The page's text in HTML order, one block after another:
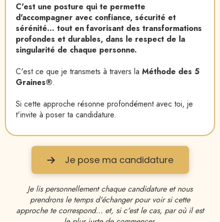
C'est une posture qui te permette
d'accompagner avec confiance, sécurité et
sérénité… tout en favorisant des transformations
profondes et durables, dans le respect de la
singularité de chaque personne.
C'est ce que je transmets à travers la Méthode des 5
Graines®.
Si cette approche résonne profondément avec toi, je
t'invite à poser ta candidature.
Je pose ma candidature
Je lis personnellement chaque candidature et nous
prendrons le temps d'échanger pour voir si cette
approche te correspond… et, si c'est le cas, par où il est